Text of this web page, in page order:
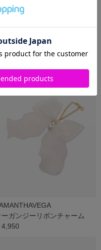
ガンジーリボンチャーム
ベンダー）
ーガンジーリボンチャーム
4,950